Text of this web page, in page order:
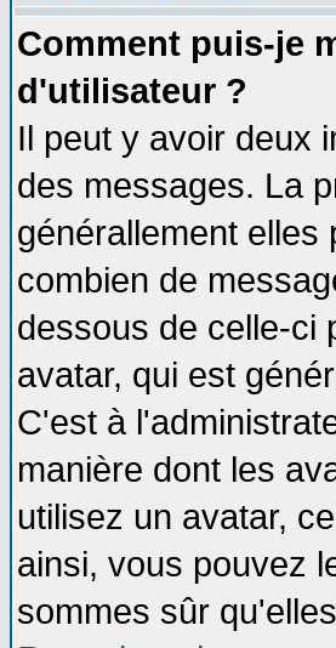
Comment puis-je
d'utilisateur ?
Il peut y avoir deux
des messages. La
générallement elles
combien de
dessous de celle-ci
avatar, qui est
C'est à
manière dont les
utilisez un avatar,
ainsi, vous pouvez
sommes sûr